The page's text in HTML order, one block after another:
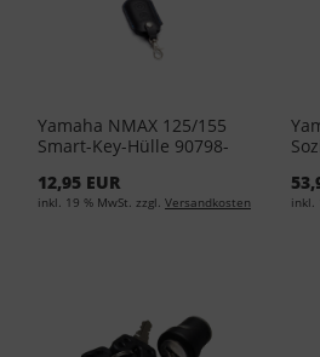
Yamaha NMAX 125/155
Smart-Key-Hülle 90798-
12,95 EUR
inkl. 19 % MwSt. zzgl. Versandkosten inkl.